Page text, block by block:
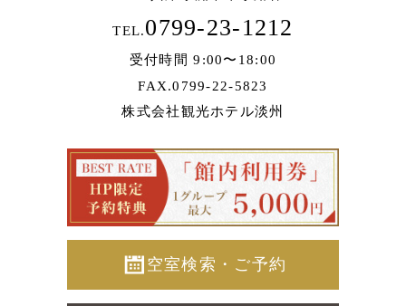
TEL.0799-23-1212
受付時間 9:00〜18:00
FAX.0799-22-5823
株式会社観光ホテル淡州
空室検索・ご予約